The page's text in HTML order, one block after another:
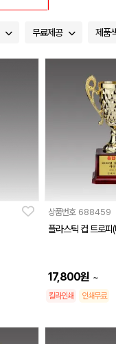
무료제공 제품
상품번호 688459
플라스틱 컵 트로
17,800원 ~
칼라인쇄 인쇄무료